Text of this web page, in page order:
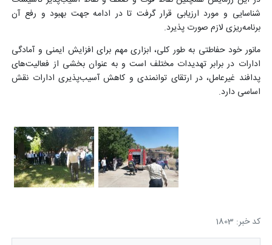
شناسایی و مورد ارزیابی قرار گرفت تا در ادامه جهت بهبود و رفع آن
برنامه‌ریزی لازم صورت پذیرد.
مانور خود حفاطتی به طور کلی، ابزاری مهم برای افزایش ایمنی و آمادگی
ادارات در برابر تهدیدات مختلف است و به عنوان بخشی از فعالیت‌های
پدافند غیرعامل، در ارتقای توانمندی و کاهش آسیب‌پذیری ادارات نقش
اساسی دارد.
کد خبر: 1803